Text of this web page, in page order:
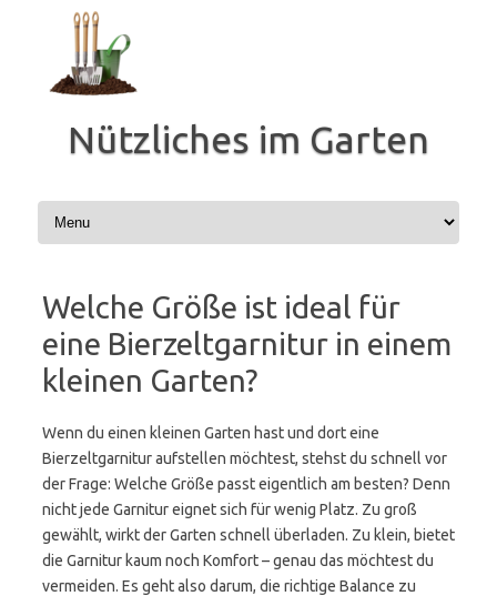
springen
Nützliches im Garten
Welche Größe ist ideal für
eine Bierzeltgarnitur in einem
kleinen Garten?
Wenn du einen kleinen Garten hast und dort eine
Bierzeltgarnitur aufstellen möchtest, stehst du schnell vor
der Frage: Welche Größe passt eigentlich am besten? Denn
nicht jede Garnitur eignet sich für wenig Platz. Zu groß
gewählt, wirkt der Garten schnell überladen. Zu klein, bietet
die Garnitur kaum noch Komfort – genau das möchtest du
vermeiden. Es geht also darum, die richtige Balance zu